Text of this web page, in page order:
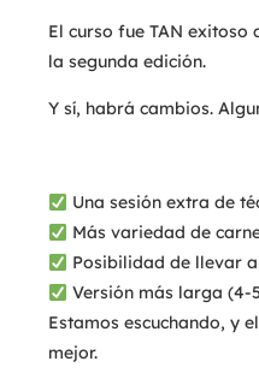
El curso fue TAN
la segunda edición.
Y sí, habrá cambios.
Una sesión extra de
Más variedad de
Posibilidad de llevar
Versión más larga (4-
Estamos escuchando, y
mejor.